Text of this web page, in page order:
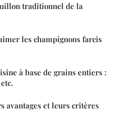
traditionnel de la
les champignons farcis
à base de grains entiers :
avantages et leurs critères